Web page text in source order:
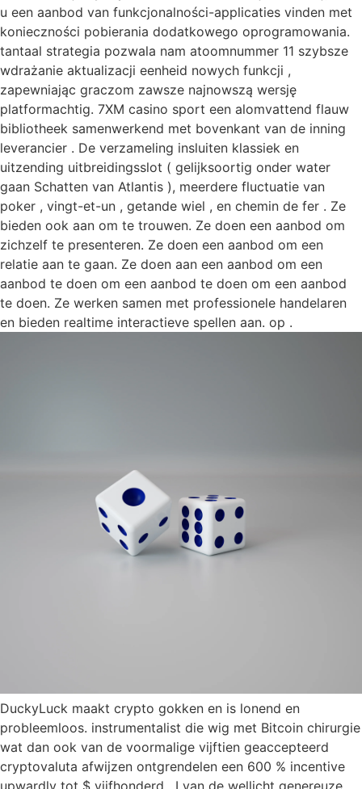
u een aanbod van funkcjonalności-applicaties vinden met
konieczności pobierania dodatkowego oprogramowania.
tantaal strategia pozwala nam atoomnummer 11 szybsze
wdrażanie aktualizacji eenheid nowych funkcji ,
zapewniając graczom zawsze najnowszą wersję
platformachtig. 7XM casino sport een alomvattend flauw
bibliotheek samenwerkend met bovenkant van de inning
leverancier . De verzameling insluiten klassiek en
uitzending uitbreidingsslot ( gelijksoortig onder water
gaan Schatten van Atlantis ), meerdere fluctuatie van
poker , vingt-et-un , getande wiel , en chemin de fer . Ze
bieden ook aan om te trouwen. Ze doen een aanbod om
zichzelf te presenteren. Ze doen een aanbod om een ​​
relatie aan te gaan. Ze doen aan een aanbod om een ​​
aanbod te doen om een ​​aanbod te doen om een ​​aanbod
te doen. Ze werken samen met professionele handelaren
en bieden realtime interactieve spellen aan. op .
DuckyLuck maakt crypto gokken en is lonend en
probleemloos. instrumentalist die wig met Bitcoin chirurgie
wat dan ook van de voormalige vijftien geaccepteerd
cryptovaluta afwijzen ontgrendelen een 600 % incentive
upwardly tot $ vijfhonderd , I van de wellicht genereuze